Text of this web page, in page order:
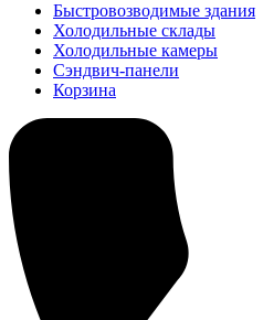
Быстровозводимые здания
Холодильные склады
Холодильные камеры
Сэндвич-панели
Корзина